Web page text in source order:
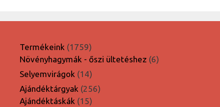
Termékeink 17591759
termék
Növényhagymák - őszi ültetéshez 66
Selyemvirágok 1414
termék
Ajándéktárgyak 256256
Ajándéktáskák 1515